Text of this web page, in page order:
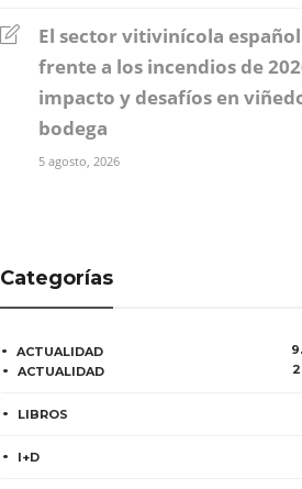
El sector vitivinícola español
frente a los incendios de
impacto y desafíos en
bodega
5 agosto, 2026
Categorías
ACTUALIDAD
ACTUALIDAD
LIBROS
I+D